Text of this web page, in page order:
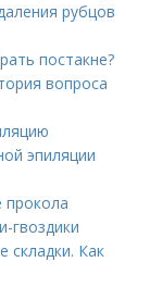
рубцов
постакне?
вопроса
эпиляции
гвоздики
складки. Как